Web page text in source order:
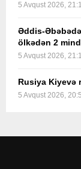
5 Avqust 2026,
Əddis-
ölkədən 2
5 Avqust 2026,
Rusiya Kiyevə
5 Avqust 2026,